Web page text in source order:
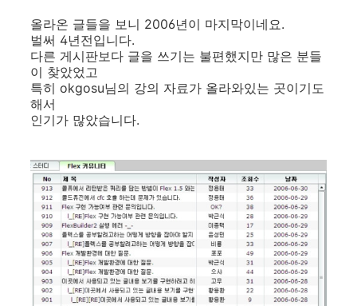
올라온 글들을 보니 2006년이 마지막이네요.
벌써 4년전입니다.
다른 게시판보다 글을 쓰기는 불편했지만 많은 분들
이 찾았었고
특히 okgosu님의 강의 자료가 올라와있는 곳이기도
해서
인기가 많았습니다.